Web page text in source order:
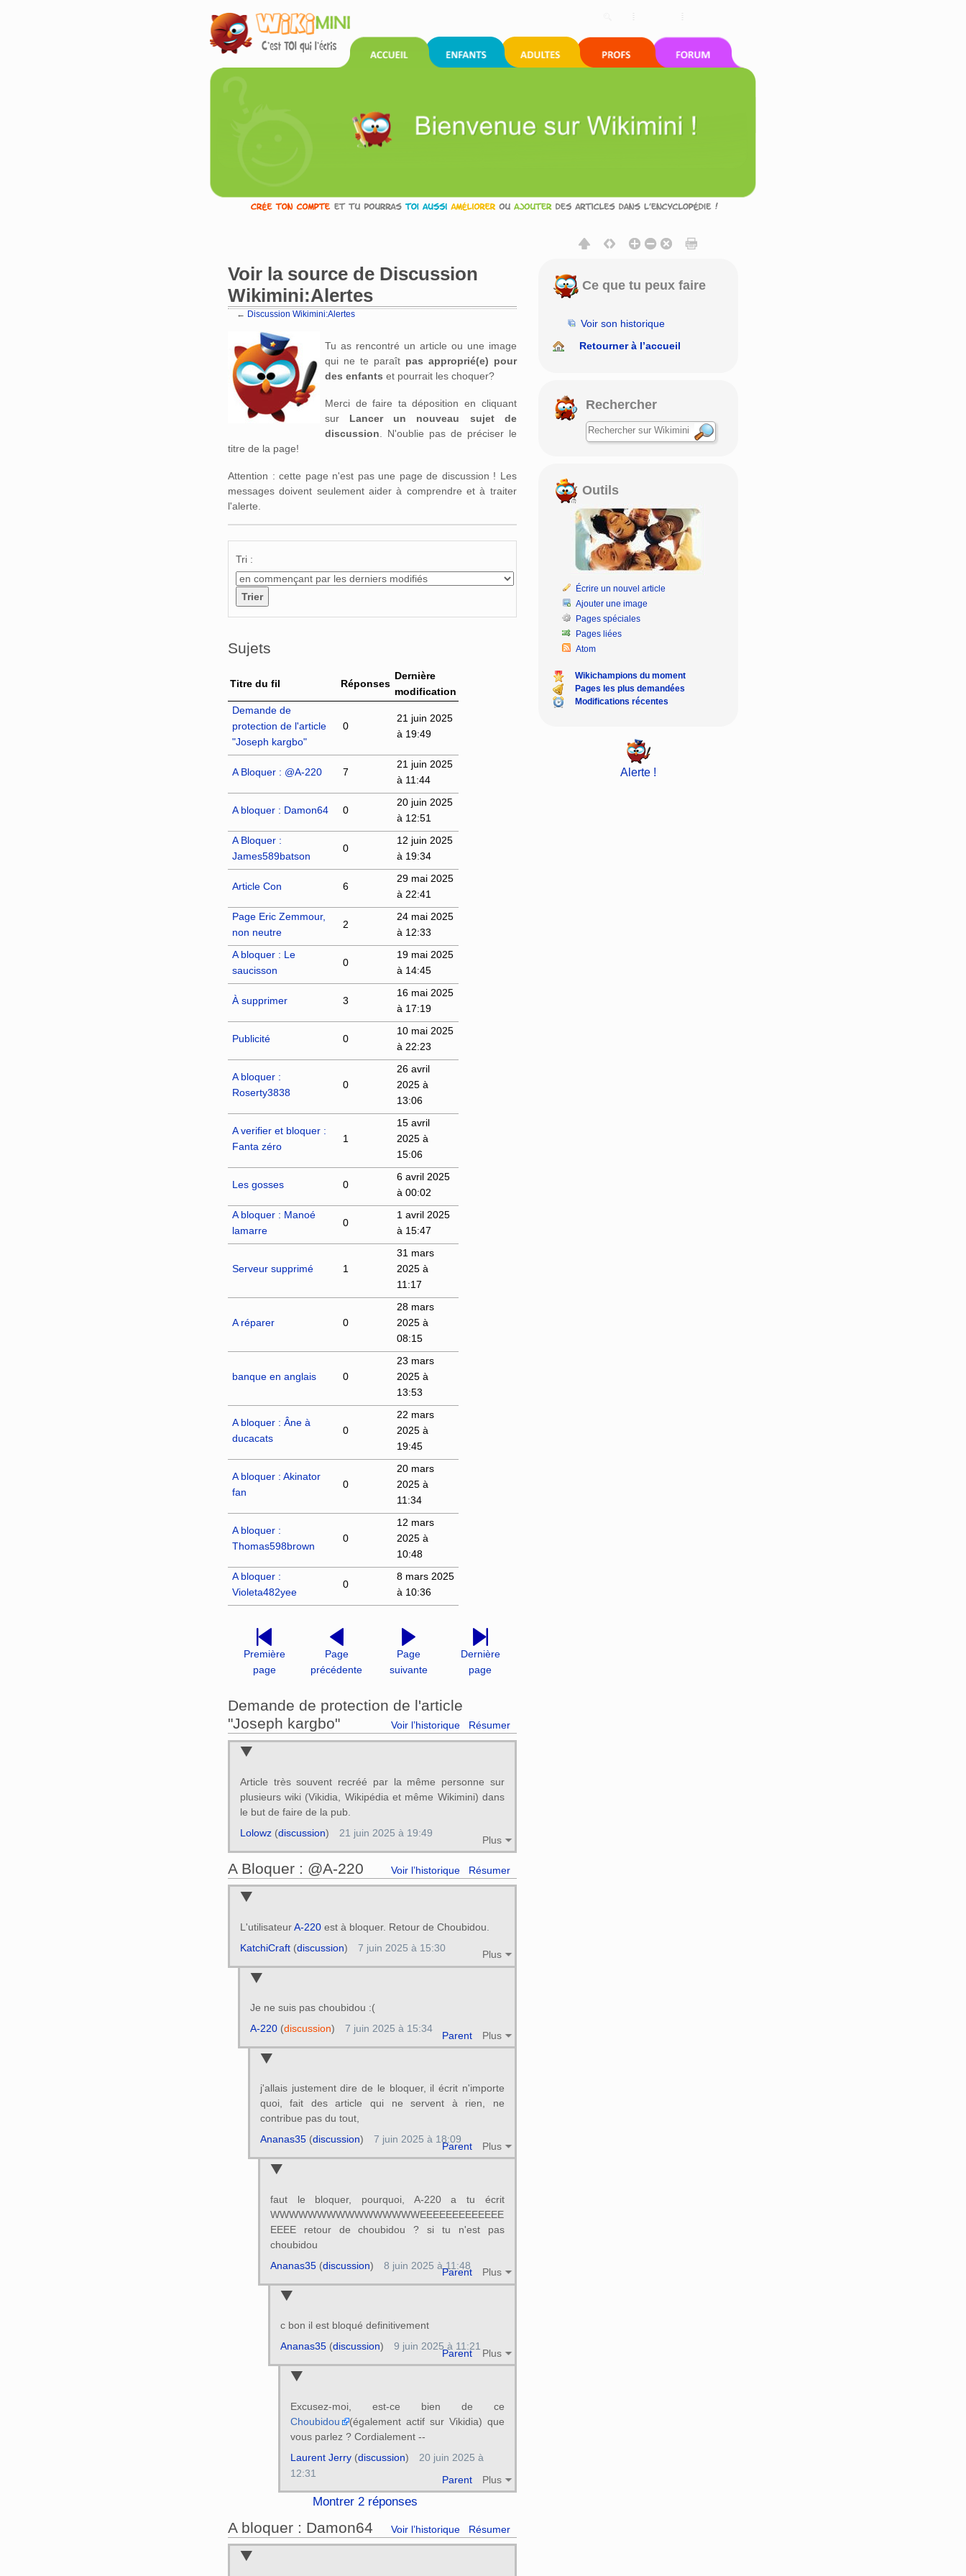
Voir la source de Discussion
Wikimini:Alertes
← Discussion Wikimini:Alertes
Tu as rencontré un article ou une image
qui ne te paraît pas approprié(e) pour
des enfants et pourrait les choquer?
Merci de faire ta déposition en cliquant
sur Lancer un nouveau sujet de
discussion . N'oublie pas de préciser le
titre de la page!
Attention : cette page n'est pas une page de discussion ! Les
messages doivent seulement aider à comprendre et à traiter
l'alerte.
Tri :
Sujets
Titre du fil Réponses
Dernière
modification
Demande de
protection de l'article
"Joseph kargbo"
0
21 juin 2025
à 19:49
A Bloquer : @A-220 7
21 juin 2025
à 11:44
A bloquer : Damon64 0
20 juin 2025
à 12:51
A Bloquer :
James589batson
0
12 juin 2025
à 19:34
Article Con 6
29 mai 2025
à 22:41
Page Eric Zemmour,
non neutre
2
24 mai 2025
à 12:33
A bloquer : Le
saucisson‎
0
19 mai 2025
à 14:45
À supprimer 3
16 mai 2025
à 17:19
Publicité 0
10 mai 2025
à 22:23
A bloquer :
Roserty3838
0
26 avril
2025 à
13:06
A verifier et bloquer :
Fanta zéro
1
15 avril
2025 à
15:06
Les gosses 0
6 avril 2025
à 00:02
A bloquer : Manoé
lamarre‎
0
1 avril 2025
à 15:47
Serveur supprimé 1
31 mars
2025 à
11:17
A réparer 0
28 mars
2025 à
08:15
banque en anglais 0
23 mars
2025 à
13:53
A bloquer : Âne à
ducacats
0
22 mars
2025 à
19:45
A bloquer : Akinator
fan
0
20 mars
2025 à
11:34
A bloquer :
Thomas598brown
0
12 mars
2025 à
10:48
A bloquer :
Violeta482yee
0
8 mars 2025
à 10:36
Première
page
Page
précédente
Page
suivante
Dernière
page
Demande de protection de l'article
"Joseph kargbo"
Voir l’historique Résumer
Article très souvent recréé par la même personne sur
plusieurs wiki (Vikidia, Wikipédia et même Wikimini) dans
le but de faire de la pub.
Plus
Lolowz(discussion) 21 juin 2025 à 19:49
A Bloquer : @A-220 Voir l’historique Résumer
L'utilisateurA-220est à bloquer. Retour de Choubidou.
Plus
KatchiCraft(discussion) 7 juin 2025 à 15:30
Je ne suis pas choubidou :(
Parent Plus
A-220(discussion) 7 juin 2025 à 15:34
j'allais justement dire de le bloquer, il écrit n'importe
quoi, fait des article qui ne servent à rien, ne
contribue pas du tout,
Parent Plus
Ananas35(discussion) 7 juin 2025 à 18:09
faut le bloquer, pourquoi, A-220 a tu écrit
WWWWWWWWWWWWWWWWEEEEEEEEEEEEE
EEEE retour de choubidou ? si tu n'est pas
choubidou
Parent Plus
Ananas35(discussion) 8 juin 2025 à 11:48
c bon il est bloqué definitivement
Parent Plus
Ananas35(discussion) 9 juin 2025 à 11:21
Excusez-moi, est-ce bien de ce
Choubidou
(également actif sur Vikidia) que
vous parlez ? Cordialement --
Parent Plus
Laurent Jerry(discussion)
20 juin 2025 à
12:31
Montrer 2 réponses
A bloquer : Damon64 Voir l’historique Résumer
Ce que tu peux faire
Voir son historique
Retourner à l’accueil
Rechercher
Outils
Écrire un nouvel article
Ajouter une image
Pages spéciales
Pages liées
Atom
Wikichampions du moment
Pages les plus demandées
Modifications récentes
Alerte !